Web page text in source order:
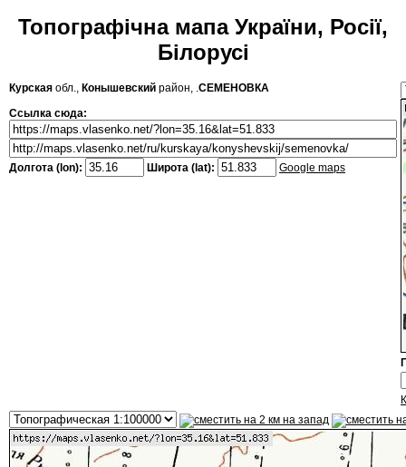
Топографічна мапа України, Росії,
Білорусі
Курская обл., Конышевский район, .СЕМЕНОВКА
Ссылка сюда:
Долгота (lon): Широта (lat): Google maps